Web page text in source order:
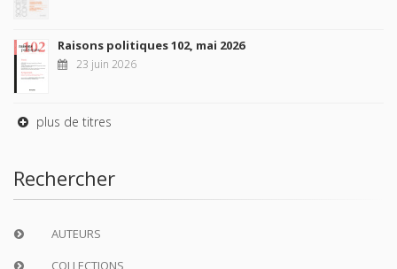
Raisons politiques 102, mai 2026
23 juin 2026
plus de titres
Rechercher
AUTEURS
COLLECTIONS